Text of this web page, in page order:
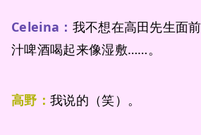
Celeina： 我不想在高田先生面
汁啤酒喝起来像湿敷……。
高野： 我说的（笑）。